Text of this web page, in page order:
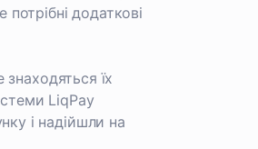
додаткові
їх
LiqPay
і надійшли на